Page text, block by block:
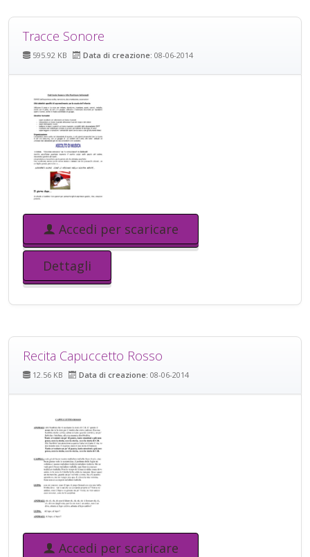
Tracce Sonore
595.92 KB Data di creazione: 08-06-2014
Accedi per scaricare
Dettagli
Recita Capuccetto Rosso
12.56 KB Data di creazione: 08-06-2014
Accedi per scaricare